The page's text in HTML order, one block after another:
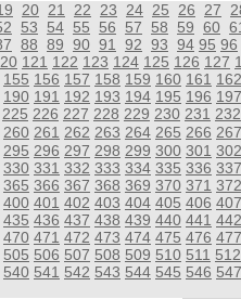
20 21 22 23 24 25 26 27
53 54 55 56 57 58 59 60
88 89 90 91 92 93 94 95 96
121 122 123 124 125 126 127
155 156 157 158 159 160 161 162
190 191 192 193 194 195 196 197
225 226 227 228 229 230 231 232
260 261 262 263 264 265 266 267
295 296 297 298 299 300 301 302
330 331 332 333 334 335 336 337
365 366 367 368 369 370 371 372
400 401 402 403 404 405 406 407
435 436 437 438 439 440 441 442
470 471 472 473 474 475 476 477
505 506 507 508 509 510 511 512
540 541 542 543 544 545 546 547